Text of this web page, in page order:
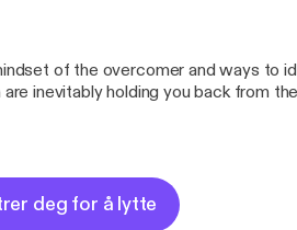
of the overcomer and ways to
inevitably holding you back from
tragic murder of his daughter. Joe
deg for å lytte